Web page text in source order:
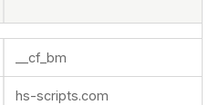
__cf_bm
hs-scripts.com